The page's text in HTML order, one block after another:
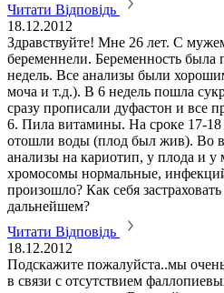
Читати Відповідь
18.12.2012
Здравствуйте! Мне 26 лет. С
беременнели. Беременность была
недель. Все анализы были
моча и т.д.). В 6 недель пошла
сразу прописали дуфастон и все
6. Пила витамины. На сроке 17-18
отошли воды (плод был жив). Во
анализы на кариотип, у плода и
хромосомы нормальные,
произошло? Как себя застраховать
дальнейшем?
Читати Відповідь
18.12.2012
Подскажите пожалуйста..мы
в связи с отсутствием